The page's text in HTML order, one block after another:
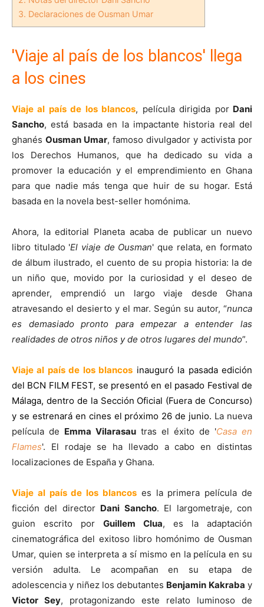
3. Declaraciones de Ousman Umar
'Viaje al país de los blancos' llega
a los cines
Viaje al país de los blancos, película dirigida porDani
Sancho, está basada en la impactante historia real del
ghanés Ousman Umar, famoso divulgador y activista por
los Derechos Humanos, que ha dedicado su vida a
promover la educación y el emprendimiento en Ghana
para que nadie más tenga que huir de su hogar. Está
basada en la novela best-seller homónima.
Ahora, la editorial Planeta acaba de publicar un nuevo
libro titulado 'El viaje de Ousman' que relata, en formato
de álbum ilustrado, el cuento de su propia historia: la de
un niño que, movido por la curiosidad y el deseo de
aprender, emprendió un largo viaje desde Ghana
atravesando el desierto y el mar. Según su autor, “nunca
es demasiado pronto para empezar a entender las
realidades de otros niños y de otros lugares del mundo”.
Viaje al país de los blancos inauguró la pasada edición
del BCN FILM FEST, se presentó en el pasado Festival de
Málaga, dentro de la Sección Oficial (Fuera de Concurso)
y se estrenará en cines el próximo 26 de junio. La nueva
película de Emma Vilarasau tras el éxito de 'Casa en
Flames'. El rodaje se ha llevado a cabo en distintas
localizaciones de España y Ghana.
Viaje al país de los blancos es la primera película de
ficción del director Dani Sancho. El largometraje, con
guion escrito por Guillem Clua, es la adaptación
cinematográfica del exitoso libro homónimo de Ousman
Umar, quien se interpreta a sí mismo en la película en su
versión adulta. Le acompañan en su etapa de
adolescencia y niñez los debutantes Benjamin Kakraba y
Victor Sey, protagonizando este relato luminoso de